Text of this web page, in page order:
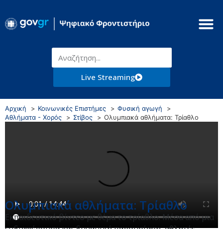
Live Streaming
Αρχική Κοινωνικές Επιστήμες
Φυσική αγωγή
Αθλήματα - Χορός
Στίβος Ολυμπιακά αθλήματα: Τρίαθλο
Ολυμπιακά αθλήματα: Τρίαθλο
Εκπαιδευτικό βίντεο με θέμα το τρίαθλο. Μέσα από μια